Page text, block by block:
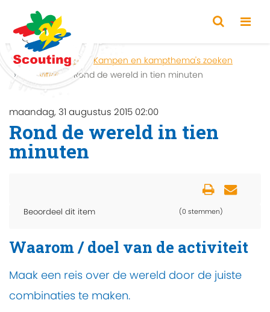
Home Zoeken
Kampen en kampthema's zoeken
Activiteit
Rond de wereld in tien minuten
maandag, 31 augustus 2015 02:00
Rond de wereld in tien
minuten
Beoordeel dit item (0 stemmen)
Waarom / doel van de activiteit
Maak een reis over de wereld door de juiste
combinaties te maken.